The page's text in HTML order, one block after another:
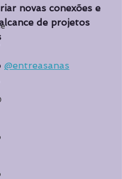
novas conexões e
de projetos
@entreasanas